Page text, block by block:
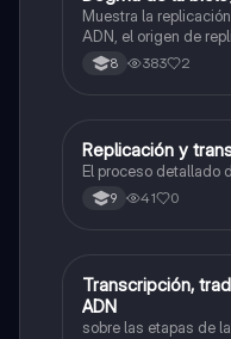
Muestra la replicación del ADN, lo
ADN, el origen de
ARN y traducción de
8 383 2
Biologia
Replicación y
El proceso detallado
9 41 0
Biologia
Transcripción,
ADN
sobre las etapas de